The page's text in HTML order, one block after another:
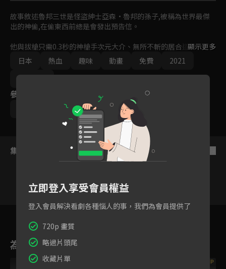
故事敘述魯邦三世是怪盜紳士亞森·魯邦的孫子,被稱為世界最傑
出的神偷,在偷東西前總是會發出預告信。
他與拔槍只需0.3秒的神槍手次元大介、無所不斬的居合道高手石
川五右衛門、神秘歐亞混血女盜峰不二子,合作偷遍全世界。宿敵
錢形警部是錢形平次的後裔,一直想要逮捕他們,但全部以失敗告
終。
顯示更多
日本
熱血 趣味 動畫 免費
2021
參與演員
集數列表
2 3 4 5
為您推薦
VIP
立即登入享受會員權益
登入會員解決看劇各種惱人的事，我們為會員提供了
720p 畫質
略過片頭尾
收藏片單